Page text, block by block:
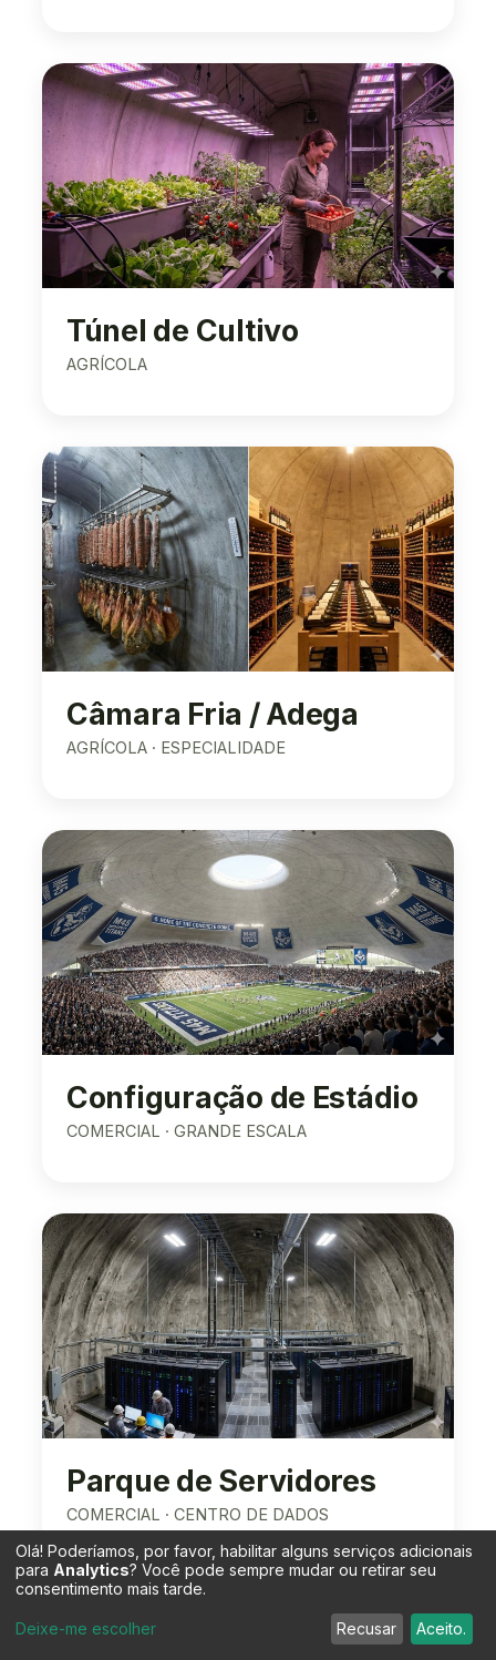
Túnel de Cultivo
AGRÍCOLA
Câmara Fria / Adega
AGRÍCOLA · ESPECIALIDADE
Configuração de Estádio
COMERCIAL · GRANDE ESCALA
Parque de Servidores
COMERCIAL · CENTRO DE DADOS
Olá! Poderíamos, por favor, habilitar alguns serviços adicionais
para Analytics? Você pode sempre mudar ou retirar seu
consentimento mais tarde.
Deixe-me escolher Recusar Aceito.
Marcar Consulta